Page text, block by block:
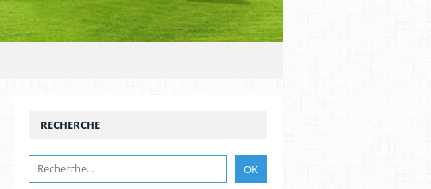
RECHERCHE